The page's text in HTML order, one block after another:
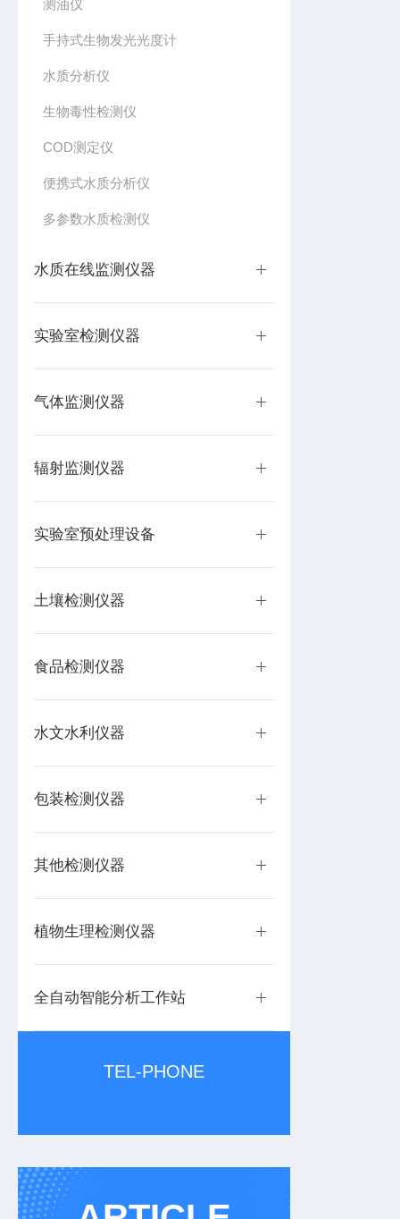
测油仪
手持式生物发光光度计
水质分析仪
生物毒性检测仪
COD测定仪
便携式水质分析仪
多参数水质检测仪
水质在线监测仪器
实验室检测仪器
气体监测仪器
辐射监测仪器
实验室预处理设备
土壤检测仪器
食品检测仪器
水文水利仪器
包装检测仪器
其他检测仪器
植物生理检测仪器
全自动智能分析工作站
TEL-PHONE